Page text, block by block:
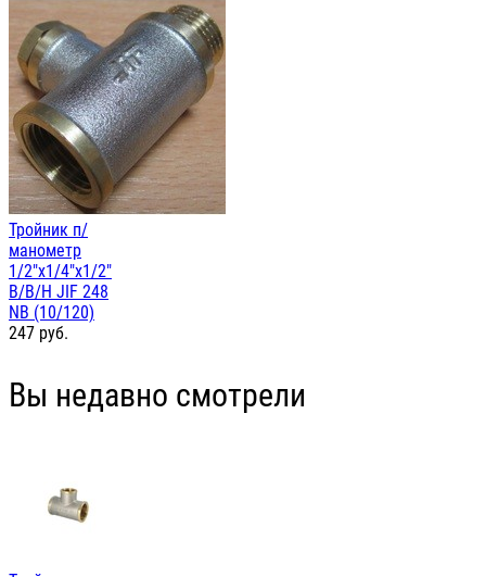
Тройник п/
манометр
1/2"х1/4"х1/2"
В/В/Н JIF 248
NB (10/120)
247 руб.
Вы недавно смотрели